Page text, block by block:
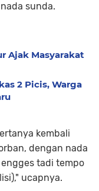
sunda.
Ajak Masyarakat
2 Picis, Warga
kembali
dengan nada
tadi tempo
ucapnya.